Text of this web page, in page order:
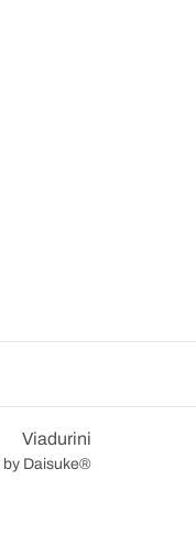
Viadurini
by Daisuke®